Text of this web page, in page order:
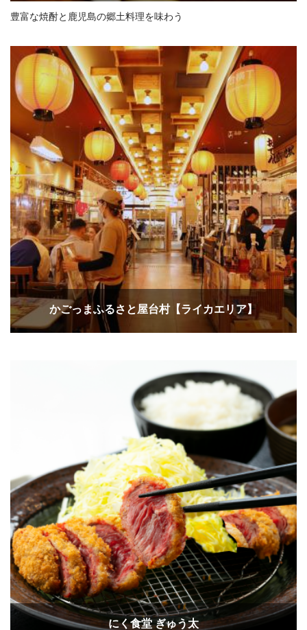
豊富な焼酎と鹿児島の郷土料理を味わう
かごっまふるさと屋台村【ライカエリア】
にく食堂 ぎゅう太